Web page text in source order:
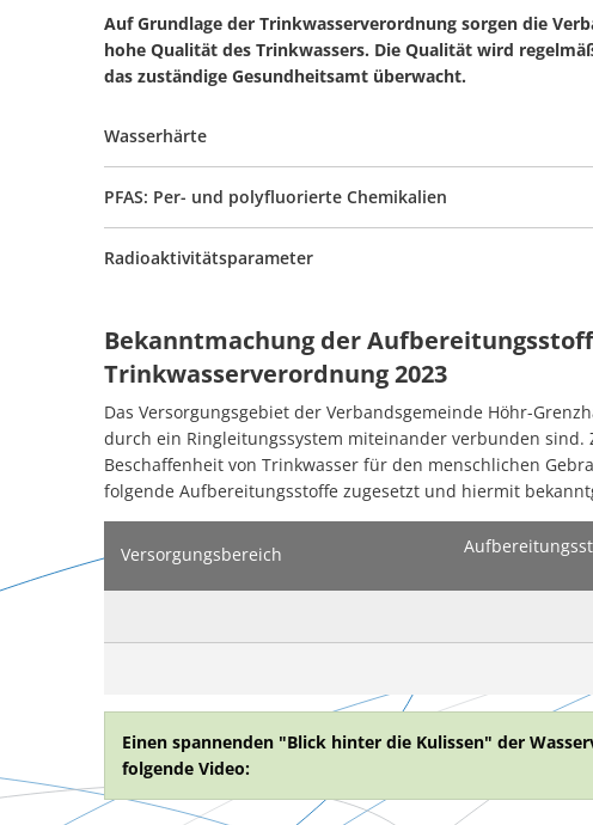
Auf Grundlage der Trinkwasserverordnung sorgen die
hohe Qualität des Trinkwassers. Die Qualität wird
das zuständige Gesundheitsamt überwacht.
Wasserhärte
PFAS: Per- und polyfluorierte Chemikalien
Radioaktivitätsparameter
Bekanntmachung der
Trinkwasserverordnung 2023
Das Versorgungsgebiet der Verbandsgemeinde Höhr-
durch ein Ringleitungssystem miteinander verbunden
Beschaffenheit von Trinkwasser für den menschlichen
folgende Aufbereitungsstoffe zugesetzt und hiermit
Versorgungsbereich
Einen spannenden "Blick hinter die Kulissen" der
folgende Video: